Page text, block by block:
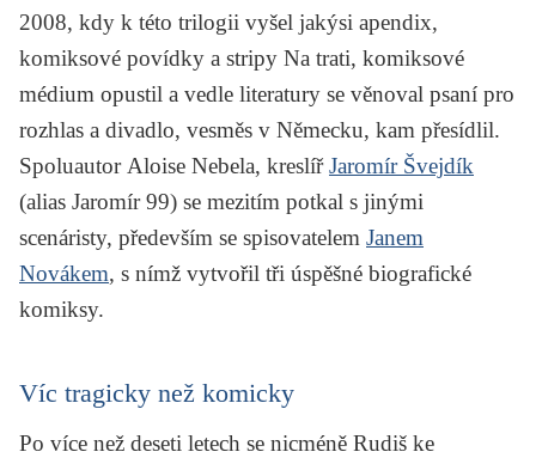
2008, kdy k této trilogii vyšel jakýsi apendix,
komiksové povídky a stripy Na trati, komiksové
médium opustil a vedle literatury se věnoval psaní pro
rozhlas a divadlo, vesměs v Německu, kam přesídlil.
Spoluautor Aloise Nebela, kreslířJaromír Švejdík
(alias Jaromír 99) se mezitím potkal s jinými
scenáristy, především se spisovatelem Janem
Novákem, s nímž vytvořil tři úspěšné biografické
komiksy.
Víc tragicky než komicky
Po více než deseti letech se nicméně Rudiš ke